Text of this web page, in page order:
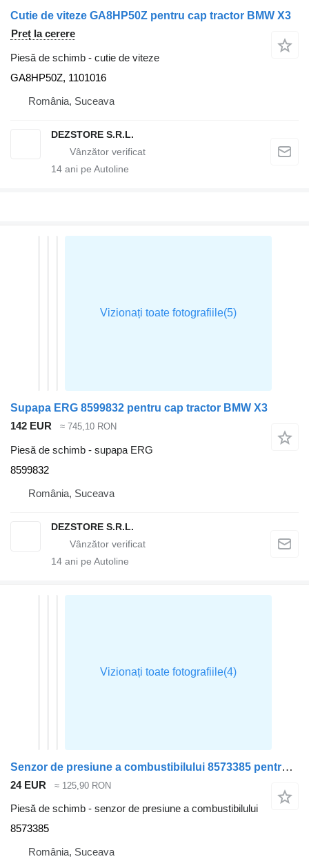
Cutie de viteze GA8HP50Z pentru cap tractor BMW X3
Preț la cerere
Piesă de schimb - cutie de viteze
GA8HP50Z, 1101016
România, Suceava
DEZSTORE S.R.L.
14 ani pe Autoline
Supapa ERG 8599832 pentru cap tractor BMW X3
142 EUR
≈ 745,10 RON
Piesă de schimb - supapa ERG
8599832
România, Suceava
DEZSTORE S.R.L.
14 ani pe Autoline
Senzor de presiune a combustibilului 8573385 pentru cap tractor BMW X3
24 EUR ≈ 125,90 RON
Piesă de schimb - senzor de presiune a combustibilului
8573385
România, Suceava